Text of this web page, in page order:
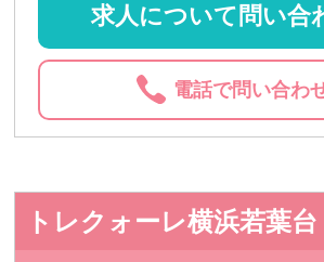
求人について問い合
電話で問い合わ
トレクォーレ横浜若葉台